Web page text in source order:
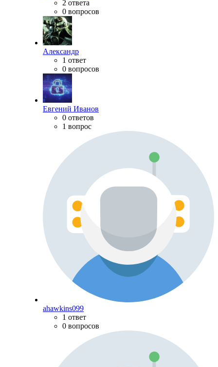
2 ответа
0 вопросов
Александр
1 ответ
0 вопросов
Евгений Иванов
0 ответов
1 вопрос
ahawkins099
1 ответ
0 вопросов